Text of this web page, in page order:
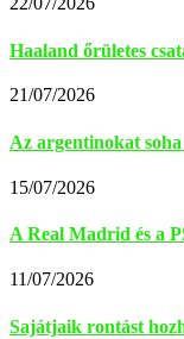
Haaland őrületes
21/07/2026
Az argentinokat
15/07/2026
A Real Madrid és a
11/07/2026
Sajátjaik rontást